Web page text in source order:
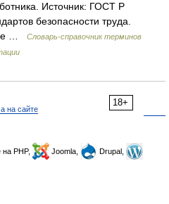
Источник: ГОСТ Р
безопасности труда.
…
Словарь-справочник терминов
18+
на сайте
на PHP, Joomla,
Drupal,